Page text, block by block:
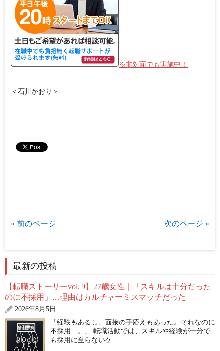
※非対面でも実施中！
＜石川かおり＞
« 前のページ 次のページ »
最新の投稿
【転職ストーリーvol. 9】27歳女性｜「スキルは十分だった
のに不採用」…理由はカルチャーミスマッチだった
2026年8月5日
「経験もあるし、面接の手応えもあった。それなのに
不採用…。」 転職活動では、スキルや経験が十分で
も採用に至らないケ...